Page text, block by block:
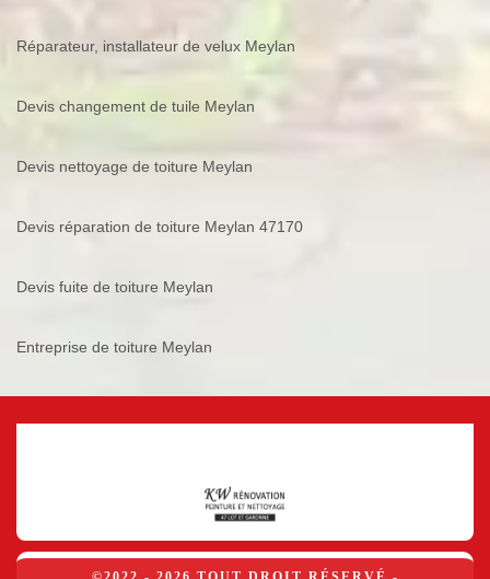
Réparateur, installateur de velux Meylan
Devis changement de tuile Meylan
Devis nettoyage de toiture Meylan
Devis réparation de toiture Meylan 47170
Devis fuite de toiture Meylan
Entreprise de toiture Meylan